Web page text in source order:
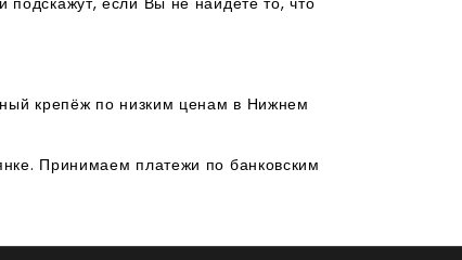
крепёж по низким ценам в Нижнем
Принимаем платежи по банковским